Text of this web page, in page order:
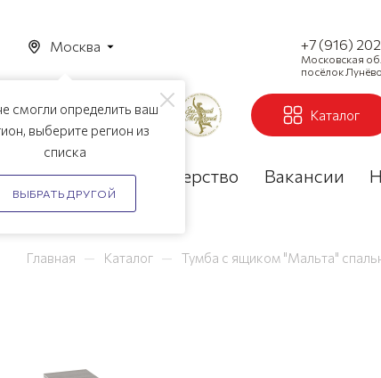
Москва
смогли определить ваш
выберите регион из
списка
ВЫБРАТЬ ДРУГОЙ
+7 (916)
Московская
посёлок
Каталог
Акции Партнерство Вакансии
Главная — Каталог — Тумба с ящиком "Мальта"